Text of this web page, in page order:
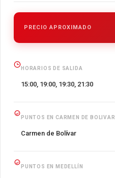
PRECIO APROXIMADO
HORARIOS DE SALIDA
15:00, 19:00, 19:30, 21:30
PUNTOS EN CARMEN DE BOLIVAR
Carmen de Bolívar
PUNTOS EN MEDELLÍN